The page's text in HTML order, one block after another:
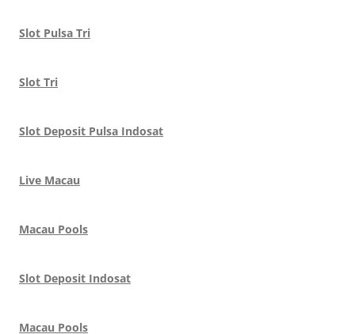
Slot Pulsa Tri
Slot Tri
Slot Deposit Pulsa Indosat
Live Macau
Macau Pools
Slot Deposit Indosat
Macau Pools